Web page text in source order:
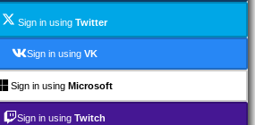
Sign in using Twitter
Sign in using VK
Sign in using Microsoft
Sign in using Twitch